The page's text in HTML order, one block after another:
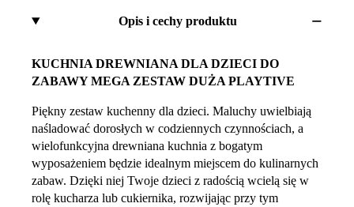
Opis i cechy produktu
KUCHNIA DREWNIANA DLA DZIECI DO
ZABAWY MEGA ZESTAW DUŻA PLAYTIVE
Piękny zestaw kuchenny dla dzieci. Maluchy uwielbiają
naśladować dorosłych w codziennych czynnościach, a
wielofunkcyjna drewniana kuchnia z bogatym
wyposażeniem będzie idealnym miejscem do kulinarnych
zabaw. Dzięki niej Twoje dzieci z radością wcielą się w
rolę kucharza lub cukiernika, rozwijając przy tym